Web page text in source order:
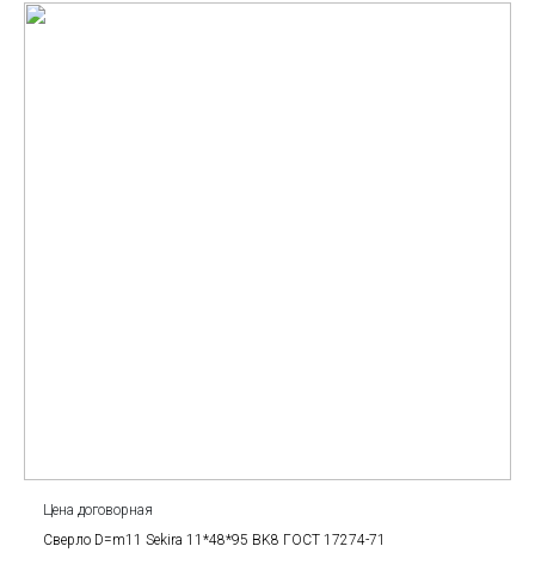
Цена договорная
Сверло D=m11 Sekira 11*48*95 BK8 ГОСТ 17274-71